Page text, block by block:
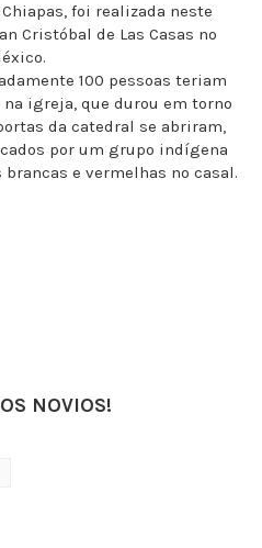
foi realizada neste
Cristóbal de Las Casas no
100 pessoas teriam
igreja, que durou em torno
da catedral se abriram,
por um grupo indígena
e vermelhas no casal.
NOVIOS!